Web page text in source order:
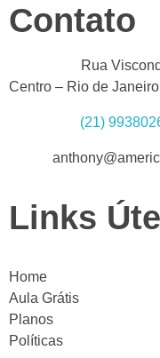
Contato
Rua
Centro – Rio de
(21)
Links
Home
Aula Grátis
Planos
Políticas